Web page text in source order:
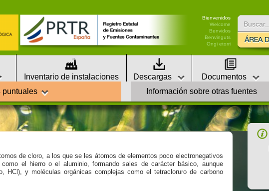
Bienvenidos
Welcome
Benvidos
Benvinguts
Ongi etorri
puntuales
Información sobre otras fuentes
Inventario de instalaciones Descargas Documentos
de cloro, a los que se les átomos de elementos poco electronegativos
el hierro o el aluminio, formando sales de carácter básico, aunque
HCl), y moléculas orgánicas complejas como el tetracloruro de carbono